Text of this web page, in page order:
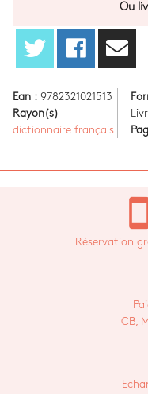
Ou
Ean : 9782321021513
Rayon(s)
dictionnaire français
stay_current_portrait
Réservation
CB,